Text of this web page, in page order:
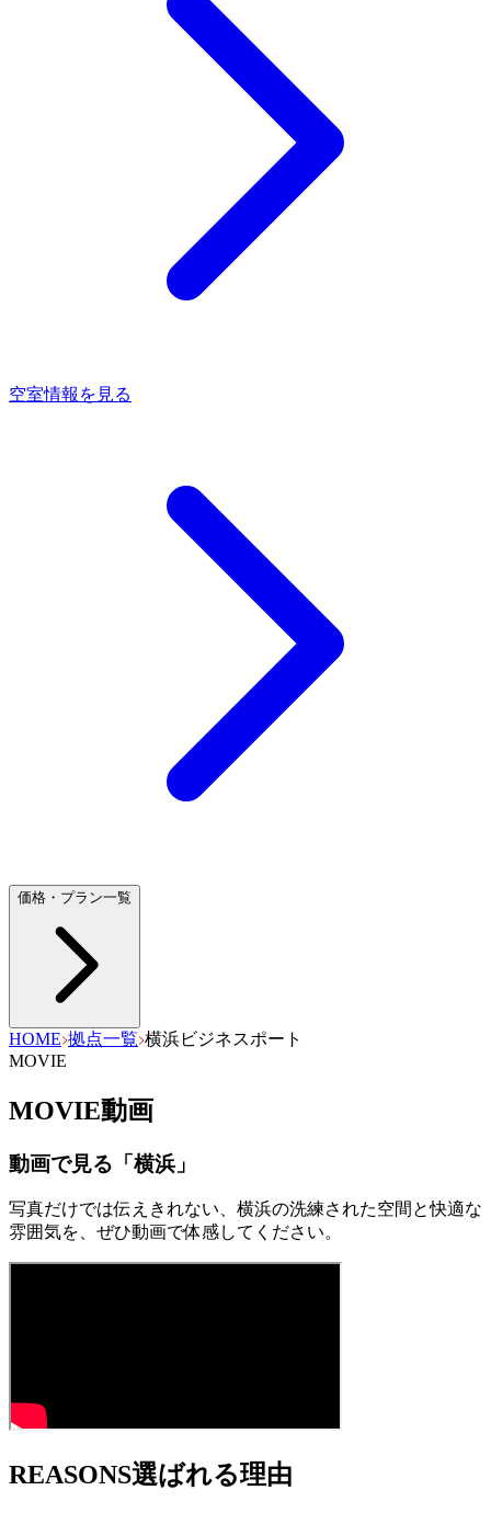
空室情報を見る
価格・プラン一覧
HOME 拠点一覧 横浜ビジネスポート
MOVIE
MOVIE動画
動画で見る「横浜 」
写真だけでは伝えきれない、 横浜の洗練された空間と快適な
雰囲気を、ぜひ動画で体感してください。
REASONS選ばれる理由